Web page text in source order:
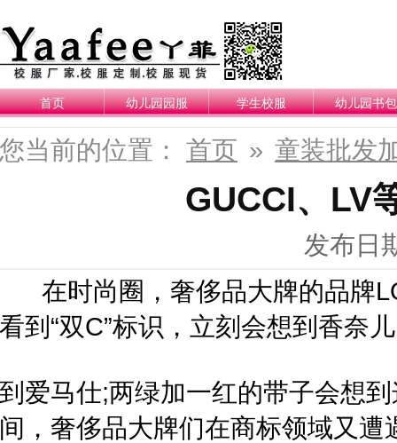
首页 幼儿园园服 学生校服 幼儿园书包
您当前的位置： 首页 » 童装批发
GUCCI、LV
发布日
在时尚圈，奢侈品大牌的品牌
看到“双C”标识，立刻会想到香奈
到爱马仕;两绿加一红的带子会想
间，奢侈品大牌们在商标领域又遭